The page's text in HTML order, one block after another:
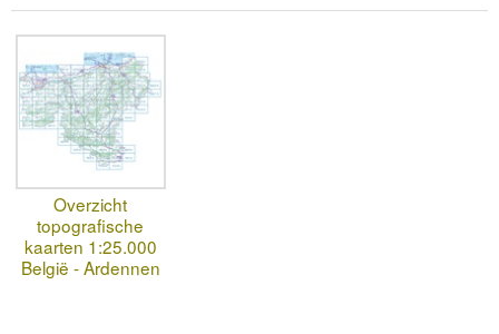
Overzicht
topografische
kaarten 1:25.000
België - Ardennen